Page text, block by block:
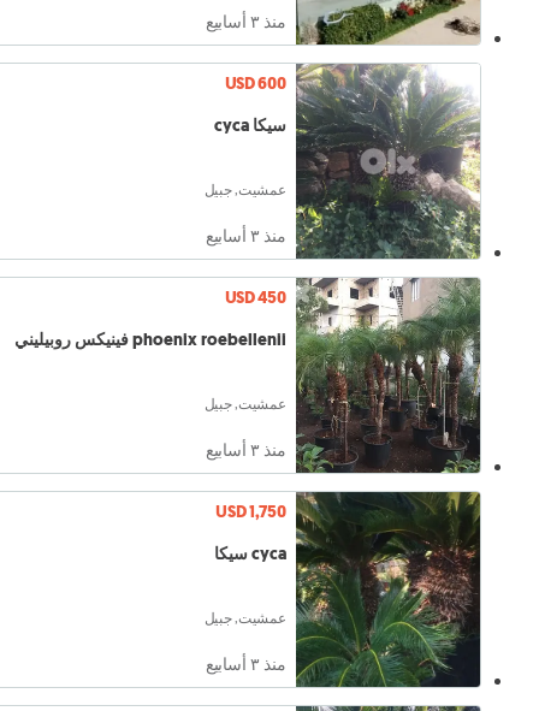
منذ ٣ أسابيع
USD 600
سيكا cyca
عمشيت, جبيل
منذ ٣ أسابيع
USD 450
phoenix roebellenii فينيكس روبيليني
عمشيت, جبيل
منذ ٣ أسابيع
USD 1,750
cyca سيكا
عمشيت, جبيل
منذ ٣ أسابيع